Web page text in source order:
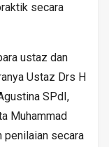
secara
ustaz dan
Ustaz Drs H
SPdI,
Muhammad
penilaian secara